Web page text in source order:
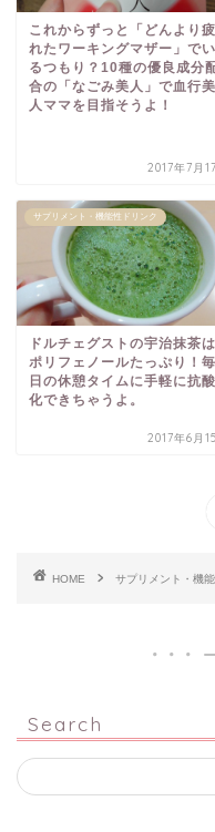
これからずっと「どんより疲
れたワーキングマザー」でい
るつもり？10種の優良成分
合の「なごみ美人」で血行美
人ママを目指そうよ！
2017年7月
サプリメント・機能性ドリンク
ドルチェグストの宇治抹茶は
ポリフェノールたっぷり！毎
日の休憩タイムに手軽に抗酸
化できちゃうよ。
2017年6月
HOME サプリメント・機
Search